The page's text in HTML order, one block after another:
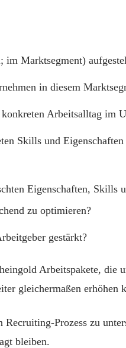
im Marktsegment)
in diesem
Arbeitsalltag im
Skills und
Eigenschaften, Skills
zu optimieren?
gestärkt?
Arbeitspakete, die
gleichermaßen erhöhen
Prozess zu
bleiben.